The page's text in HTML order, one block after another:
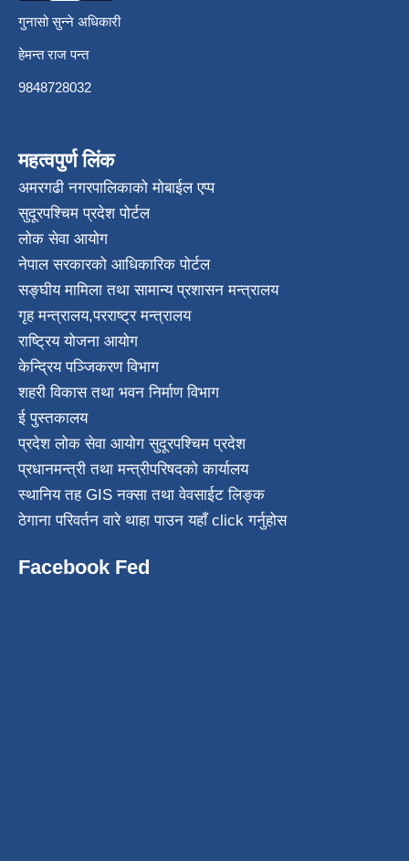
गुनासो सुन्ने अधिकारी
हेमन्त राज पन्त
9848728032
महत्वपुर्ण लिंक
अमरगढी नगरपालिकाको मोबाईल एप्प
सुदूरपश्चिम प्रदेश पोर्टल
लोक सेवा आयोग
नेपाल सरकारको आधिकारिक पोर्टल
सङ्घीय मामिला तथा सामान्य प्रशासन मन्त्रालय
गृह मन्त्रालय,परराष्ट्र मन्त्रालय
राष्ट्रिय योजना आयोग
केन्द्रिय पञ्जिकरण विभाग
शहरी विकास तथा भवन निर्माण विभाग
ई पुस्तकालय
प्रदेश लोक सेवा आयोग सुदूरपश्चिम प्रदेश
प्रधानमन्त्री तथा मन्त्रीपरिषदको कार्यालय
स्थानिय तह GIS नक्सा तथा वेवसाईट लिङ्क
ठेगाना परिवर्तन वारे थाहा पाउन यहाँ click गर्नुहोस
Facebook Fed